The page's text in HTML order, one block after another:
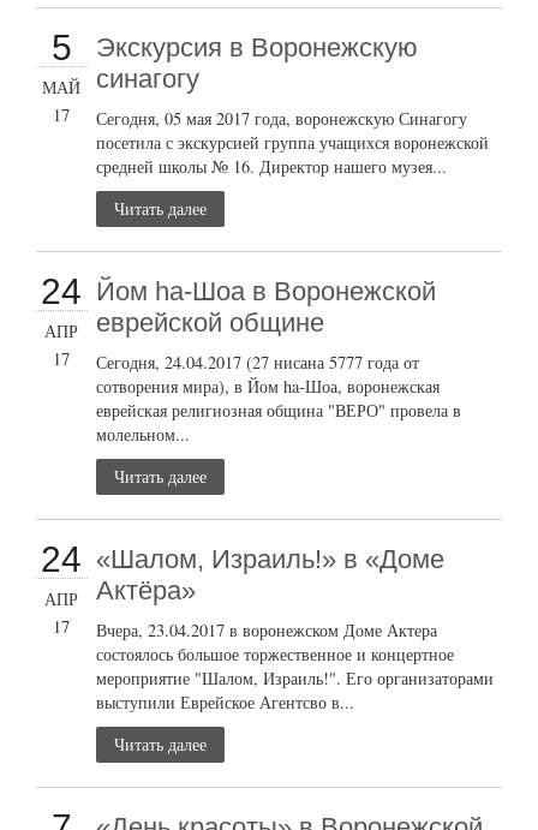
5
МАЙ
17
Экскурсия в Воронежскую
синагогу
Сегодня, 05 мая 2017 года, воронежскую Синагогу
посетила с экскурсией группа учащихся воронежской
средней школы № 16. Директор нашего музея...
Читать далее
24
АПР
17
Йом ha-Шоа в Воронежской
еврейской общине
Сегодня, 24.04.2017 (27 нисана 5777 года от
сотворения мира), в Йом ha-Шоа, воронежская
еврейская религиозная община "ВЕРО" провела в
молельном...
Читать далее
24
АПР
17
«Шалом, Израиль!» в «Доме
Актёра»
Вчера, 23.04.2017 в воронежском Доме Актера
состоялось большое торжественное и концертное
мероприятие "Шалом, Израиль!". Его организаторами
выступили Еврейское Агентсво в...
Читать далее